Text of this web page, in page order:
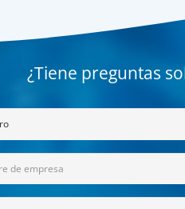
¿Tiene preguntas